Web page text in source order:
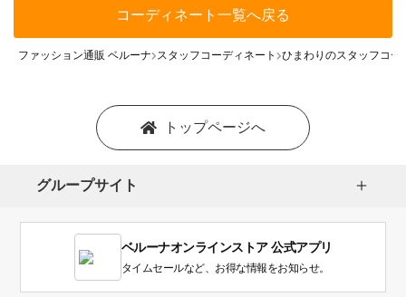
コーディネート一覧へ戻る
ファッション通販 ベルーナ スタッフコーディネート ひまわりのスタッフコー
トップページへ
グループサイト
ベルーナオンラインストア 公式アプリ
タイムセールなど、お得な情報をお知らせ。